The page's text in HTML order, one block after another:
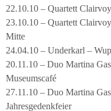
22.10.10 – Quartett
23.10.10 – Quartett
Mitte
24.04.10 – Underkarl –
20.11.10 – Duo Martina
Museumscafé
27.11.10 – Duo Martina
Jahresgedenkfeier